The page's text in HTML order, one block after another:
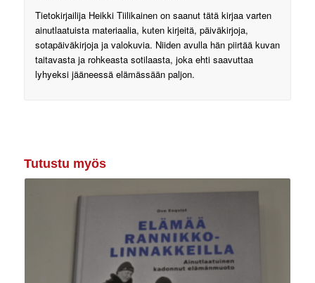
Tietokirjailija Heikki Tiilikainen on saanut tätä kirjaa varten
ainutlaatuista materiaalia, kuten kirjeitä, päiväkirjoja,
sotapäiväkirjoja ja valokuvia. Niiden avulla hän piirtää kuvan
taitavasta ja rohkeasta sotilaasta, joka ehti saavuttaa
lyhyeksi jääneessä elämässään paljon.
Tutustu myös